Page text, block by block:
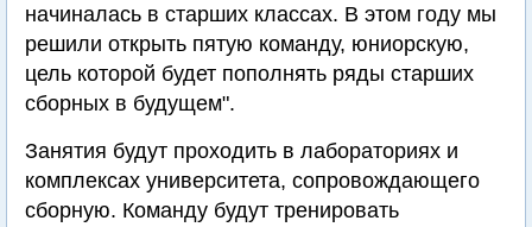
начиналась в старших классах. В этом году мы
решили открыть пятую команду, юниорскую,
цель которой будет пополнять ряды старших
сборных в будущем".
Занятия будут проходить в лабораториях и
комплексах университета, сопровождающего
сборную. Команду будут тренировать